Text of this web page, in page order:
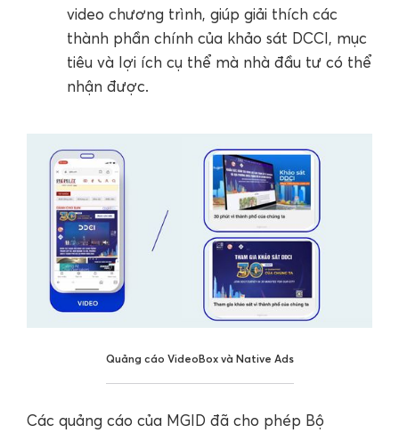
video chương trình, giúp giải thích các
thành phần chính của khảo sát DCCI, mục
tiêu và lợi ích cụ thể mà nhà đầu tư có thể
nhận được.
Quảng cáo VideoBox và Native Ads
Các quảng cáo của MGID đã cho phép Bộ